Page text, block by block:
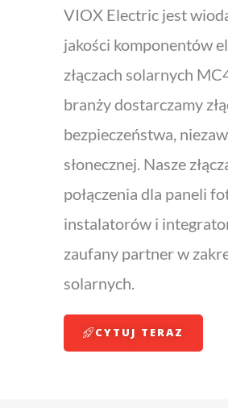
VIOX Electric jest
jakości komponentów
złączach solarnych
branży dostarczamy
bezpieczeństwa,
słonecznej. Nasze
połączenia dla paneli
instalatorów i
zaufany partner w
solarnych.
CYTUJ TERAZ